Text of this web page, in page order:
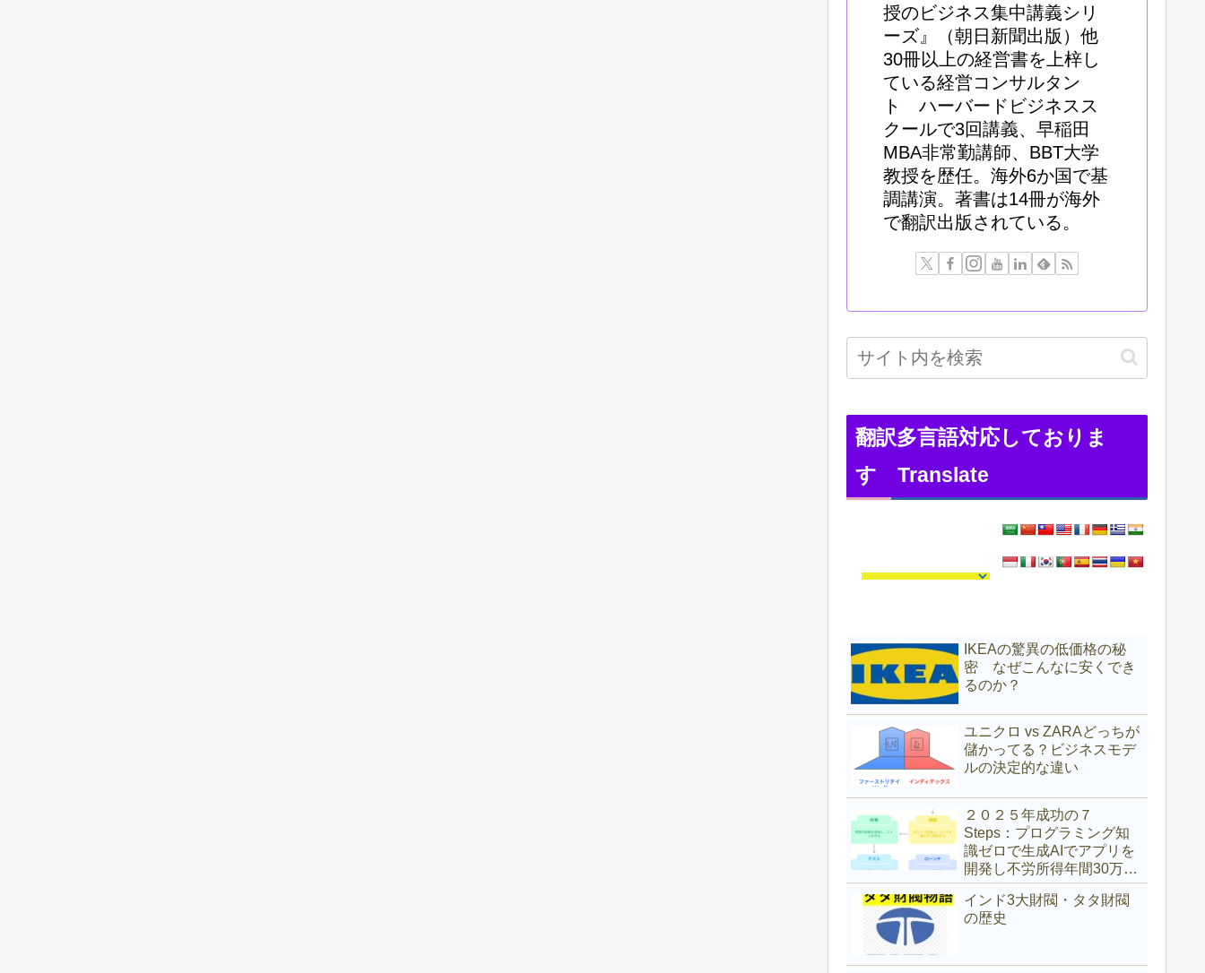
授のビジネス集中講義シリ
ーズ』（朝日新聞出版）他
30冊以上の経営書を上梓し
ている経営コンサルタン
ト ハーバードビジネスス
クールで3回講義、早稲田
MBA非常勤講師、BBT大学
教授を歴任。海外6か国で基
調講演。著書は14冊が海外
で翻訳出版されている。
翻訳多言語対応しておりま
す Translate
IKEAの驚異の低価格の秘
密 なぜこんなに安くでき
るのか？
ユニクロ vs ZARAどっちが
儲かってる？ビジネスモデ
ルの決定的な違い
２０２５年成功の７
Steps：プログラミング知
識ゼロで生成AIでアプリを
開発し不労所得年間30万ド
ル（約4,700万円）を得た具
体的な方法
インド3大財閥・タタ財閥
の歴史